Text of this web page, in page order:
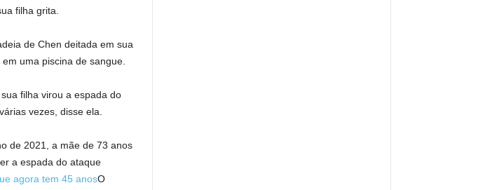
filha grita.
de Chen deitada em sua
uma piscina de sangue.
filha virou a espada do
vezes, disse ela.
de 2021, a mãe de 73 anos
a espada do ataque
agora tem 45 anosO